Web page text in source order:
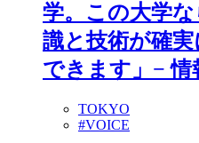
学。この大学
識と技術が確
できます」− 情
TOKYO
#VOICE